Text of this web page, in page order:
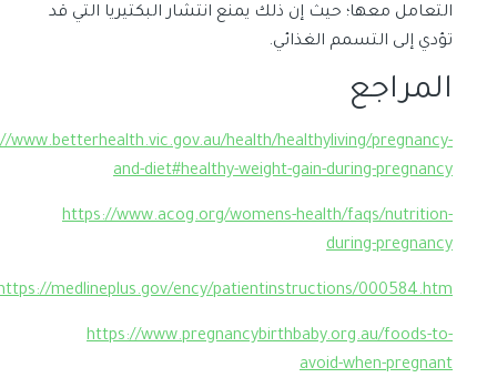
التعامل معها؛ حيث إن ذلك يمنع انتشار البكتيريا التي قد
تؤدي إلى التسمم الغذائي.
المراجع
www.betterhealth.vic.gov.au/health/healthyliving/pregnancy-
and-diet#healthy-weight-gain-during-pregnancy
https://www.acog.org/womens-health/faqs/nutrition-
during-pregnancy
medlineplus.gov/ency/patientinstructions/000584.htm
https://www.pregnancybirthbaby.org.au/foods-to-
avoid-when-pregnant